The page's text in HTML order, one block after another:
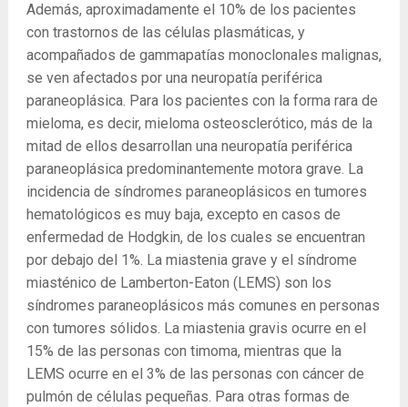
Además, aproximadamente el 10% de los pacientes
con trastornos de las células plasmáticas, y
acompañados de gammapatías monoclonales malignas,
se ven afectados por una neuropatía periférica
paraneoplásica. Para los pacientes con la forma rara de
mieloma, es decir, mieloma osteosclerótico, más de la
mitad de ellos desarrollan una neuropatía periférica
paraneoplásica predominantemente motora grave. La
incidencia de síndromes paraneoplásicos en tumores
hematológicos es muy baja, excepto en casos de
enfermedad de Hodgkin, de los cuales se encuentran
por debajo del 1%. La miastenia grave y el síndrome
miasténico de Lamberton-Eaton (LEMS) son los
síndromes paraneoplásicos más comunes en personas
con tumores sólidos. La miastenia gravis ocurre en el
15% de las personas con timoma, mientras que la
LEMS ocurre en el 3% de las personas con cáncer de
pulmón de células pequeñas. Para otras formas de